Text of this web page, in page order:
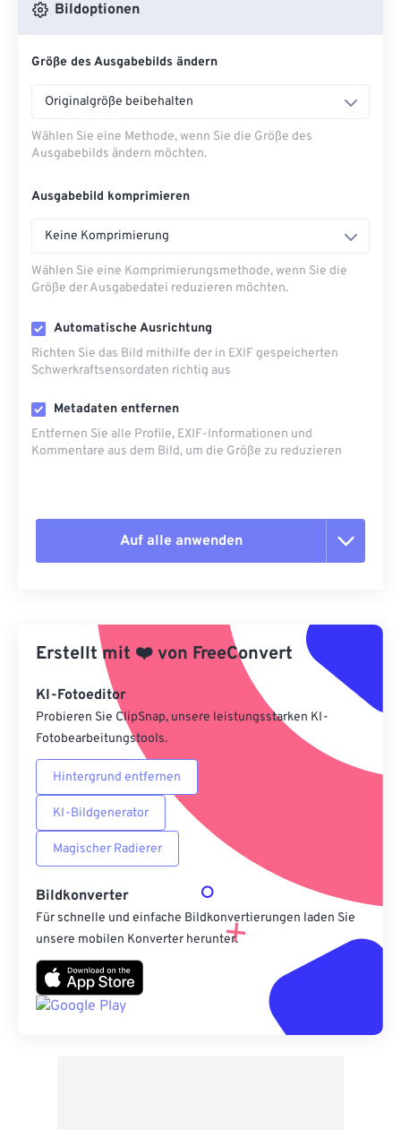
Bildoptionen
Größe des Ausgabebilds ändern
Originalgröße beibehalten
Wählen Sie eine Methode, wenn Sie die Größe des
Ausgabebilds ändern möchten.
Ausgabebild komprimieren
Keine Komprimierung
Wählen Sie eine Komprimierungsmethode, wenn Sie die
Größe der Ausgabedatei reduzieren möchten.
Automatische Ausrichtung
Richten Sie das Bild mithilfe der in EXIF ​​gespeicherten
Schwerkraftsensordaten richtig aus
Metadaten entfernen
Entfernen Sie alle Profile, EXIF-Informationen und
Kommentare aus dem Bild, um die Größe zu reduzieren
Auf alle anwenden
Aus Vorgabe anwenden
Als Vorgabe speichern
Erstellt mit ❤️von FreeConvert
KI-Fotoeditor
Probieren Sie ClipSnap, unsere leistungsstarken KI-
Fotobearbeitungstools.
Hintergrund entfernen
KI-Bildgenerator
Magischer Radierer
Bildkonverter
Für schnelle und einfache Bildkonvertierungen laden Sie
unsere mobilen Konverter herunter.